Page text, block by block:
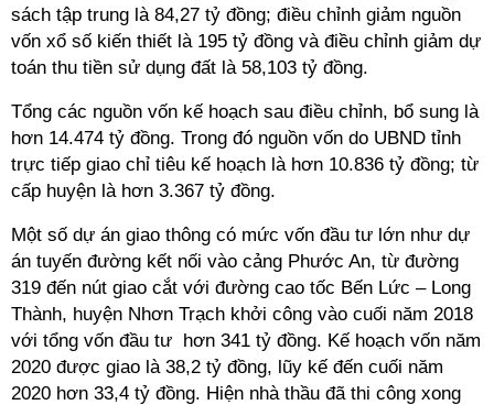
sách tập trung là 84,27 tỷ đồng; điều chỉnh giảm nguồn
vốn xổ số kiến thiết là 195 tỷ đồng và điều chỉnh giảm dự
toán thu tiền sử dụng đất là 58,103 tỷ đồng.
Tổng các nguồn vốn kế hoạch sau điều chỉnh, bổ sung là
hơn 14.474 tỷ đồng. Trong đó nguồn vốn do UBND tỉnh
trực tiếp giao chỉ tiêu kế hoạch là hơn 10.836 tỷ đồng; từ
cấp huyện là hơn 3.367 tỷ đồng.
Một số dự án giao thông có mức vốn đầu tư lớn như dự
án tuyến đường kết nối vào cảng Phước An, từ đường
319 đến nút giao cắt với đường cao tốc Bến Lức – Long
Thành, huyện Nhơn Trạch khởi công vào cuối năm 2018
với tổng vốn đầu tư hơn 341 tỷ đồng. Kế hoạch vốn năm
2020 được giao là 38,2 tỷ đồng, lũy kế đến cuối năm
2020 hơn 33,4 tỷ đồng. Hiện nhà thầu đã thi công xong